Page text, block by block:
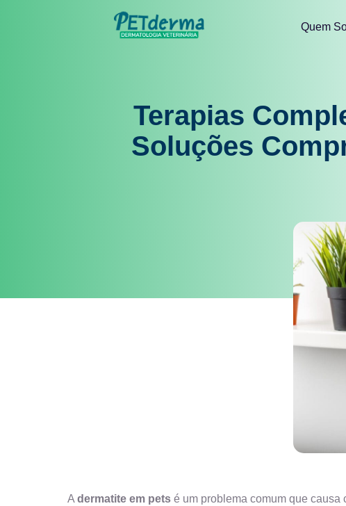
Quem
Terapias
Soluções
Adermatite em pets é um problema comum que causa